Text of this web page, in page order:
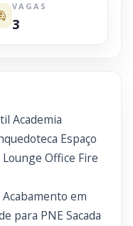
VAGAS
3
Academia
Espaço
Office Fire
em
para PNE Sacada